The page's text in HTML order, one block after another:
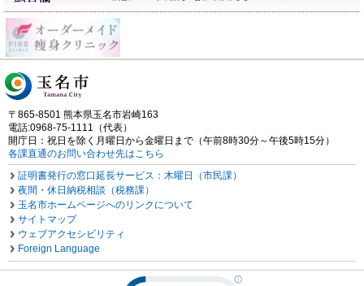
〒865-8501 熊本県玉名市岩崎163
電話:0968-75-1111（代表）
開庁日：祝日を除く月曜日から金曜日まで（午前8時30分～午後5時15分）
各課直通のお問い合わせ先はこちら
証明書発行の窓口延長サービス：木曜日（市民課）
夜間・休日納税相談（税務課）
玉名市ホームページへのリンクについて
サイトマップ
ウェブアクセシビリティ
Foreign Language